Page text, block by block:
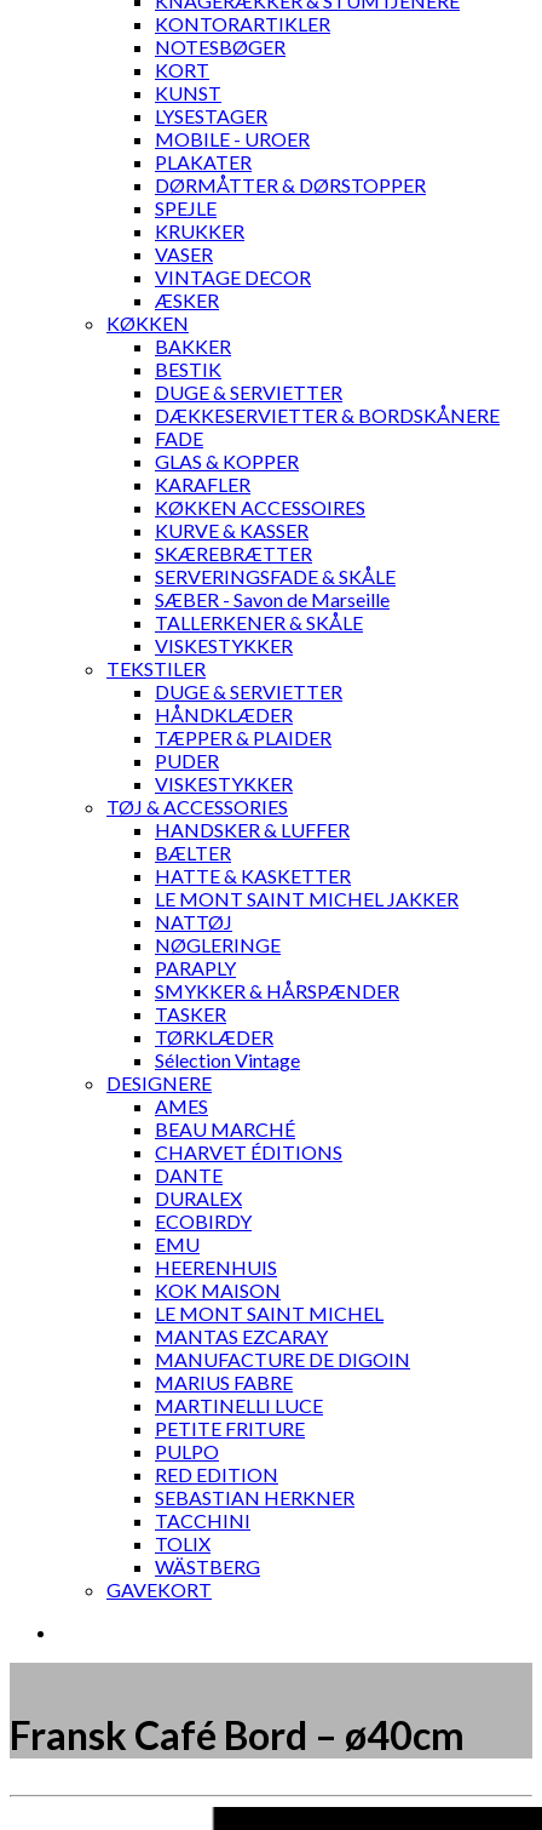
KONTORARTIKLER
NOTESBØGER
KORT
KUNST
LYSESTAGER
MOBILE - UROER
PLAKATER
DØRMÅTTER & DØRSTOPPER
SPEJLE
KRUKKER
VASER
VINTAGE DECOR
ÆSKER
KØKKEN
BAKKER
BESTIK
DUGE & SERVIETTER
DÆKKESERVIETTER & BORDSKÅNERE
FADE
GLAS & KOPPER
KARAFLER
KØKKEN ACCESSOIRES
KURVE & KASSER
SKÆREBRÆTTER
SERVERINGSFADE & SKÅLE
SÆBER - Savon de Marseille
TALLERKENER & SKÅLE
VISKESTYKKER
TEKSTILER
DUGE & SERVIETTER
HÅNDKLÆDER
TÆPPER & PLAIDER
PUDER
VISKESTYKKER
TØJ & ACCESSORIES
HANDSKER & LUFFER
BÆLTER
HATTE & KASKETTER
LE MONT SAINT MICHEL JAKKER
NATTØJ
NØGLERINGE
PARAPLY
SMYKKER & HÅRSPÆNDER
TASKER
TØRKLÆDER
Sélection Vintage
DESIGNERE
AMES
BEAU MARCHÉ
CHARVET ÉDITIONS
DANTE
DURALEX
ECOBIRDY
EMU
HEERENHUIS
KOK MAISON
LE MONT SAINT MICHEL
MANTAS EZCARAY
MANUFACTURE DE DIGOIN
MARIUS FABRE
MARTINELLI LUCE
PETITE FRITURE
PULPO
RED EDITION
SEBASTIAN HERKNER
TACCHINI
TOLIX
WÄSTBERG
GAVEKORT
Fransk Café Bord – ø40cm